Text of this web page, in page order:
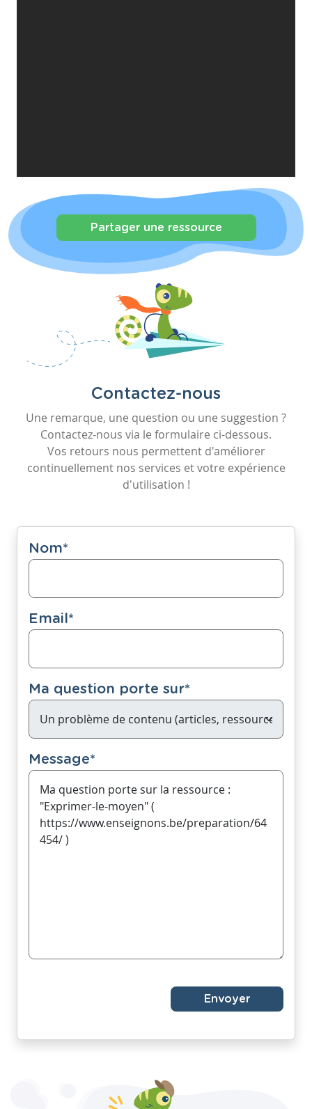
Partager une ressource
Contactez-nous
Une remarque, une question ou une suggestion ?
Contactez-nous via le formulaire ci-dessous.
Vos retours nous permettent d'améliorer
continuellement nos services et votre expérience
d'utilisation !
Nom*
Email*
Ma question porte sur*
Message*
Envoyer